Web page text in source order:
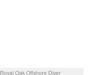
Royal Oak Offshore Diver